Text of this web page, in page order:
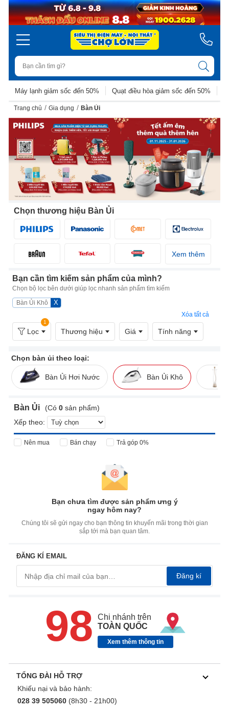
Máy lạnh giảm sốc đến 50% Quạt điều hòa giảm sốc đến 50%
Trang chủ / Gia dụng / Bàn Ủi
Chọn thương hiệu Bàn Ủi
Xem thêm
Bạn cần tìm kiếm sản phẩm của mình?
Chọn bộ lọc bên dưới giúp lọc nhanh sản phẩm tìm kiếm
Bàn Ủi Khô
X
Xóa tất cả
1
Lọc Thương hiệu Giá Tính năng
Chọn bàn ủi theo loại:
Bàn Ủi Hơi Nước Bàn Ủi Khô
Bàn Ủi (Có 0 sản phẩm)
Xếp theo:
Nên mua Bán chạy Trả góp 0%
Bạn chưa tìm được sản phẩm ưng ý
ngay hôm nay?
Chúng tôi sẽ gửi ngay cho bạn thông tin khuyến mãi trong thời gian
sắp tới mà bạn quan tâm.
ĐĂNG KÍ EMAIL
Đăng kí
98
Chi nhánh trên
TOÀN QUỐC
Xem thêm thông tin
TỔNG ĐÀI HỖ TRỢ
Khiếu nại và bảo hành:
028 39 505060 (8h30 - 21h00)